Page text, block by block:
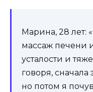
Марина, 28 лет:
массаж печени
усталости и
говоря, сначала
но потом я